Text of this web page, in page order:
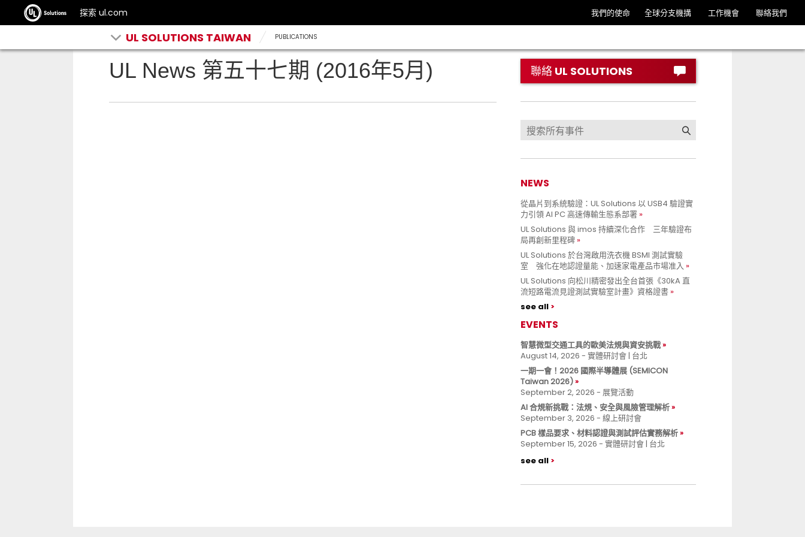
探索 ul.com 我們的使命 全球分支機搆 工作機會 聯絡我們
UL SOLUTIONS TAIWAN PUBLICATIONS
UL News 第五十七期 (2016年5月) 聯絡 UL SOLUTIONS
NEWS
從晶片到系統驗證：UL Solutions 以 USB4 驗證實
力引領 AI PC 高速傳輸生態系部署
UL Solutions 與 imos 持續深化合作 三年驗證布
局再創新里程碑
UL Solutions 於台灣啟用洗衣機 BSMI 測試實驗
室 強化在地認證量能、加速家電產品市場准入
UL Solutions 向松川精密發出全台首張《30kA 直
流短路電流見證測試實驗室計畫》資格證書
see all
EVENTS
智慧微型交通工具的歐美法規與資安挑戰
August 14, 2026 - 實體研討會 | 台北
一期一會！2026 國際半導體展 (SEMICON
Taiwan 2026)
September 2, 2026 - 展覽活動
AI 合規新挑戰：法規、安全與風險管理解析
September 3, 2026 - 線上研討會
PCB 樣品要求、材料認證與測試評估實務解析
September 15, 2026 - 實體研討會 | 台北
see all